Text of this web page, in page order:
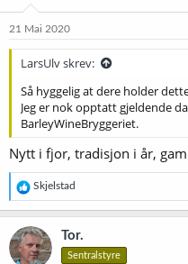
21 Mai 2020
LarsUlv skrev:
Så hyggelig at dere holder
Jeg er nok opptatt gjeldende
BarleyWineBryggeriet.
Nytt i fjor, tradisjon i år,
R
e
a
k
s
j
Skjelstad
Tor.
Sentralstyre